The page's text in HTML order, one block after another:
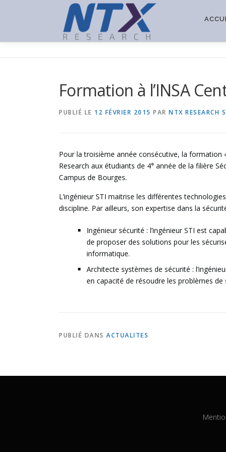
Formation à l’INSA
PUBLIÉ LE 12 FÉVRIER 2015 PAR NTX RESEARCH
Pour la troisième année consécutive, la formation
Research aux étudiants de 4° année de la filière
Campus de Bourges.
L’ingénieur STI maitrise les différentes
discipline. Par ailleurs, son expertise dans la
Ingénieur sécurité : l’ingénieur STI est
de proposer des solutions pour les
informatique.
Architecte systèmes de sécurité :
en capacité de résoudre les problèmes
PUBLIÉ DANS ACTUALITES